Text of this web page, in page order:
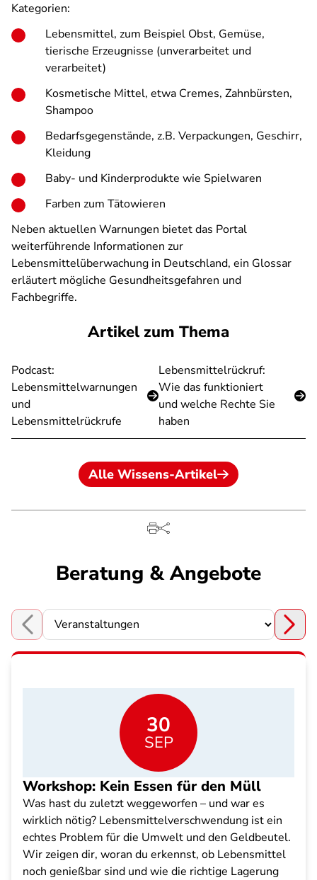
Kategorien:
Lebensmittel, zum Beispiel Obst, Gemüse,
tierische Erzeugnisse (unverarbeitet und
verarbeitet)
Kosmetische Mittel, etwa Cremes, Zahnbürsten,
Shampoo
Bedarfsgegenstände, z.B. Verpackungen, Geschirr,
Kleidung
Baby- und Kinderprodukte wie Spielwaren
Farben zum Tätowieren
Neben aktuellen Warnungen bietet das Portal
weiterführende Informationen zur
Lebensmittelüberwachung in Deutschland, ein Glossar
erläutert mögliche Gesundheitsgefahren und
Fachbegriffe.
Artikel zum Thema
Podcast:
Lebensmittelwarnungen
und
Lebensmittelrückrufe
Lebensmittelrückruf:
Wie das funktioniert
und welche Rechte Sie
haben
Alle Wissens-Artikel
Beratung & Angebote
Choose a section
30
SEP
Workshop: Kein Essen für den Müll
Was hast du zuletzt weggeworfen – und war es
wirklich nötig? Lebensmittelverschwendung ist ein
echtes Problem für die Umwelt und den Geldbeutel.
Wir zeigen dir, woran du erkennst, ob Lebensmittel
noch genießbar sind und wie die richtige Lagerung